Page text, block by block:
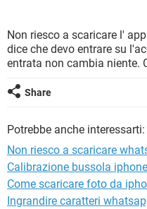
TIKTOK
HARDWARE
INSTAGRAM
TIKTOK
HARDWARE
Non riesco a scaricare l'
dice che devo entrare su
entrata non cambia niente.
Share
Potrebbe anche interessarti:
Non riesco a scaricare
Calibrazione bussola iphone
Come scaricare foto da
Ingrandire caratteri